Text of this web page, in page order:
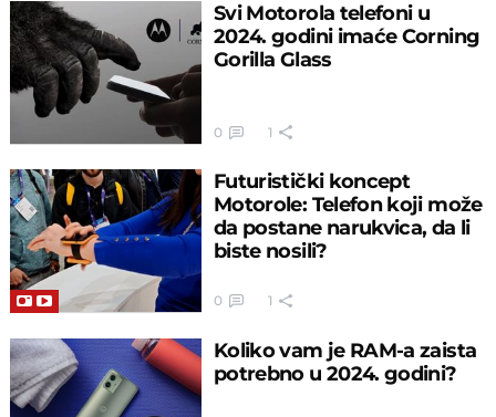
Svi Motorola telefoni u
2024. godini imaće Corning
Gorilla Glass
0 1
Futuristički koncept
Motorole: Telefon koji može
da postane narukvica, da li
biste nosili?
0 1
Koliko vam je RAM-a zaista
potrebno u 2024. godini?